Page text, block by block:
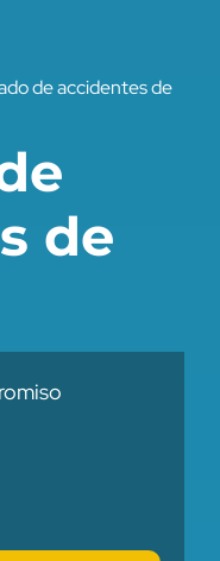
de accidentes de
de